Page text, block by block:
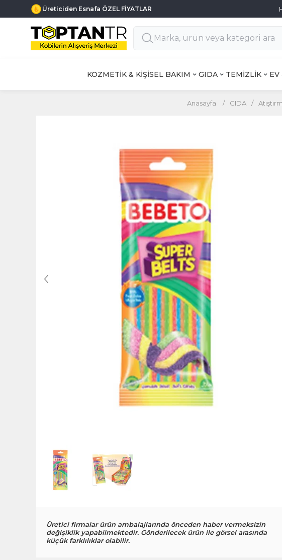
Üreticiden Esnafa ÖZEL FİYATLAR
KOZMETİK & KİŞİSEL BAKIM GIDA TEMİZLİK EV
Anasayfa / GIDA /
Üretici firmalar ürün ambalajlarında önceden haber vermeksizin
değişiklik yapabilmektedir. Gönderilecek ürün ile görsel arasında
küçük farklılıklar olabilir.